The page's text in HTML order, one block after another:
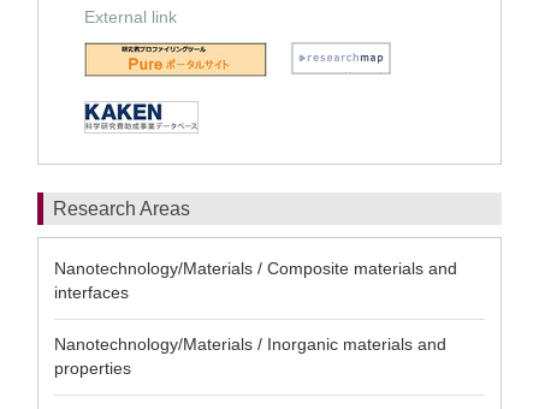
External link
Research Areas
Nanotechnology/Materials / Composite materials and
interfaces
Nanotechnology/Materials / Inorganic materials and
properties